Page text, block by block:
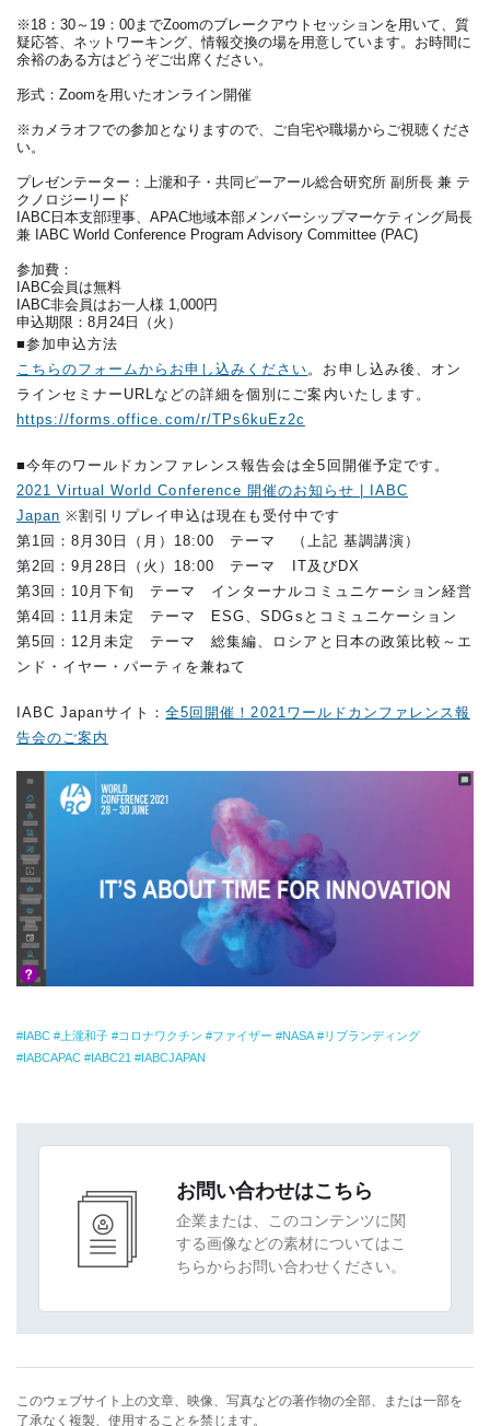
※18：30～19：00までZoomのブレークアウトセッションを用いて、質
疑応答、ネットワーキング、情報交換の場を用意しています。お時間に
余裕のある方はどうぞご出席ください。
形式：Zoomを用いたオンライン開催
※カメラオフでの参加となりますので、ご自宅や職場からご視聴くださ
い。
プレゼンテーター：上瀧和子・共同ピーアール総合研究所 副所長 兼 テ
クノロジーリード
IABC日本支部理事、APAC地域本部メンバーシップマーケティング局長
兼 IABC World Conference Program Advisory Committee (PAC)
参加費：
IABC会員は無料
IABC非会員はお一人様 1,000円
申込期限：8月24日（火）
■参加申込方法
こちらのフォームからお申し込みください 。お申し込み後、オン
ラインセミナーURLなどの詳細を個別にご案内いたします。
https://forms.office.com/r/TPs6kuEz2c
■今年のワールドカンファレンス報告会は全5回開催予定です。
2021 Virtual World Conference 開催のお知らせ | IABC
Japan ※割引リプレイ申込は現在も受付中です
第1回：8月30日（月）18:00 テーマ （上記 基調講演）
第2回：9月28日（火）18:00 テーマ IT及びDX
第3回：10月下旬 テーマ インターナルコミュニケーション経営
第4回：11月未定 テーマ ESG、SDGsとコミュニケーション
第5回：12月未定 テーマ 総集編、ロシアと日本の政策比較～エ
ンド・イヤー・パーティを兼ねて
IABC Japanサイト：全5回開催！2021ワールドカンファレンス報
告会のご案内
IABC 上瀧和子 コロナワクチン ファイザー NASA
リブランディング
IABCAPAC
IABC21 IABCJAPAN
お問い合わせはこちら
企業または、このコンテンツに関
する画像などの素材についてはこ
ちらからお問い合わせください。
このウェブサイト上の文章、映像、写真などの著作物の全部、または一部を
了承なく複製、使用することを禁じます。